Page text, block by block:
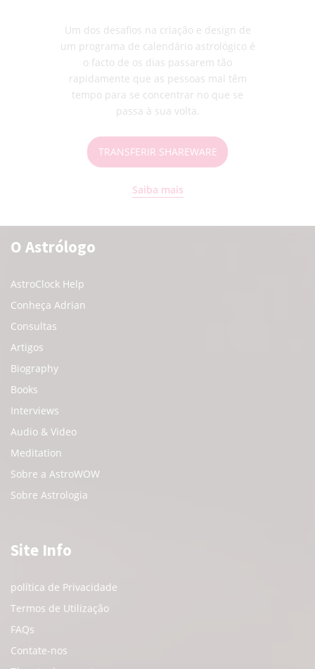
Um dos desafios na criação e design de
um programa de calendário astrológico é
o facto de os dias passarem tão
rapidamente que as pessoas mal têm
tempo para se concentrar no que se
passa à sua volta.
TRANSFERIR SHAREWARE
Saiba mais
O Astrólogo
AstroClock Help
Conheça Adrian
Consultas
Artigos
Biography
Books
Interviews
Audio & Video
Meditation
Sobre a AstroWOW
Sobre Astrologia
Site Info
política de Privacidade
Termos de Utilização
FAQs
Contate-nos